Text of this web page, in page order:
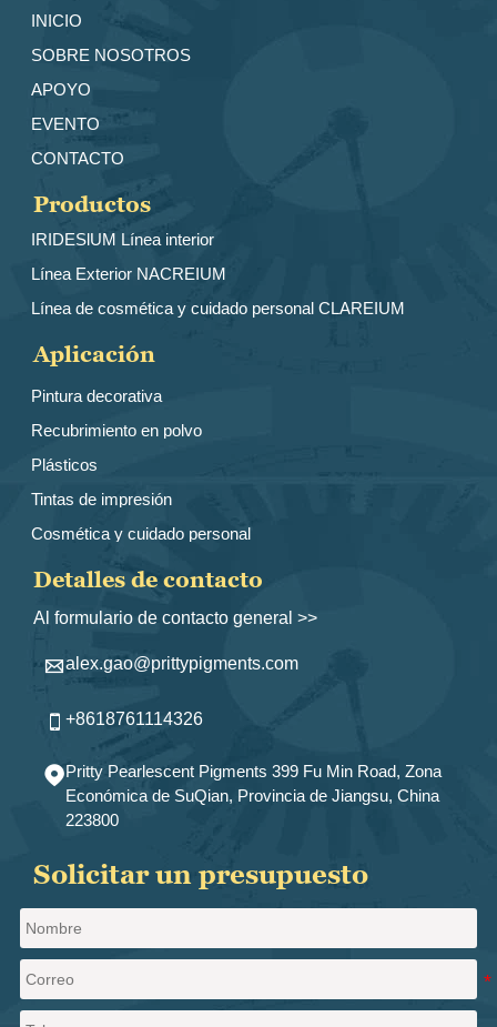
INICIO
SOBRE NOSOTROS
APOYO
EVENTO
CONTACTO
Productos
IRIDESlUM Línea interior
Línea Exterior NACREIUM
Línea de cosmética y cuidado personal CLAREIUM
Aplicación
Pintura decorativa
Recubrimiento en polvo
Plásticos
Tintas de impresión
Cosmética y cuidado personal
Detalles de contacto
Al formulario de contacto general >>
alex.gao@prittypigments.com
+8618761114326
Pritty Pearlescent Pigments 399 Fu Min Road, Zona
Económica de SuQian, Provincia de Jiangsu, China
223800
Solicitar un presupuesto